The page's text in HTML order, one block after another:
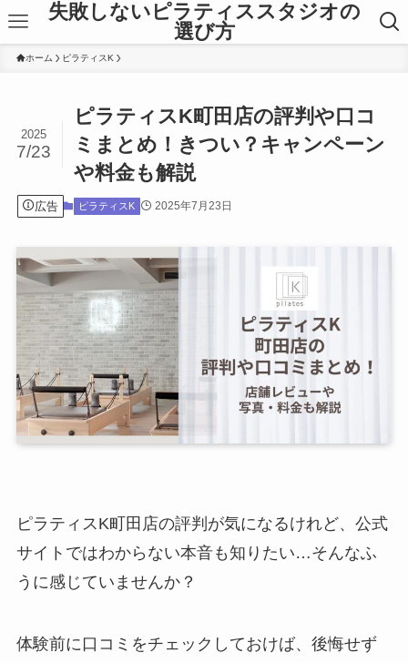
失敗しないピラティススタジオの
選び方
ホーム ピラティスK
ピラティスK町田店の評判や口コ
ミまとめ！きつい？キャンペーン
や料金も解説
2025
7/23
広告 ピラティスK 2025年7月23日
ピラティスK町田店の評判が気になるけれど、公式
サイトではわからない本音も知りたい…そんなふ
うに感じていませんか？
体験前に口コミをチェックしておけば、後悔せず